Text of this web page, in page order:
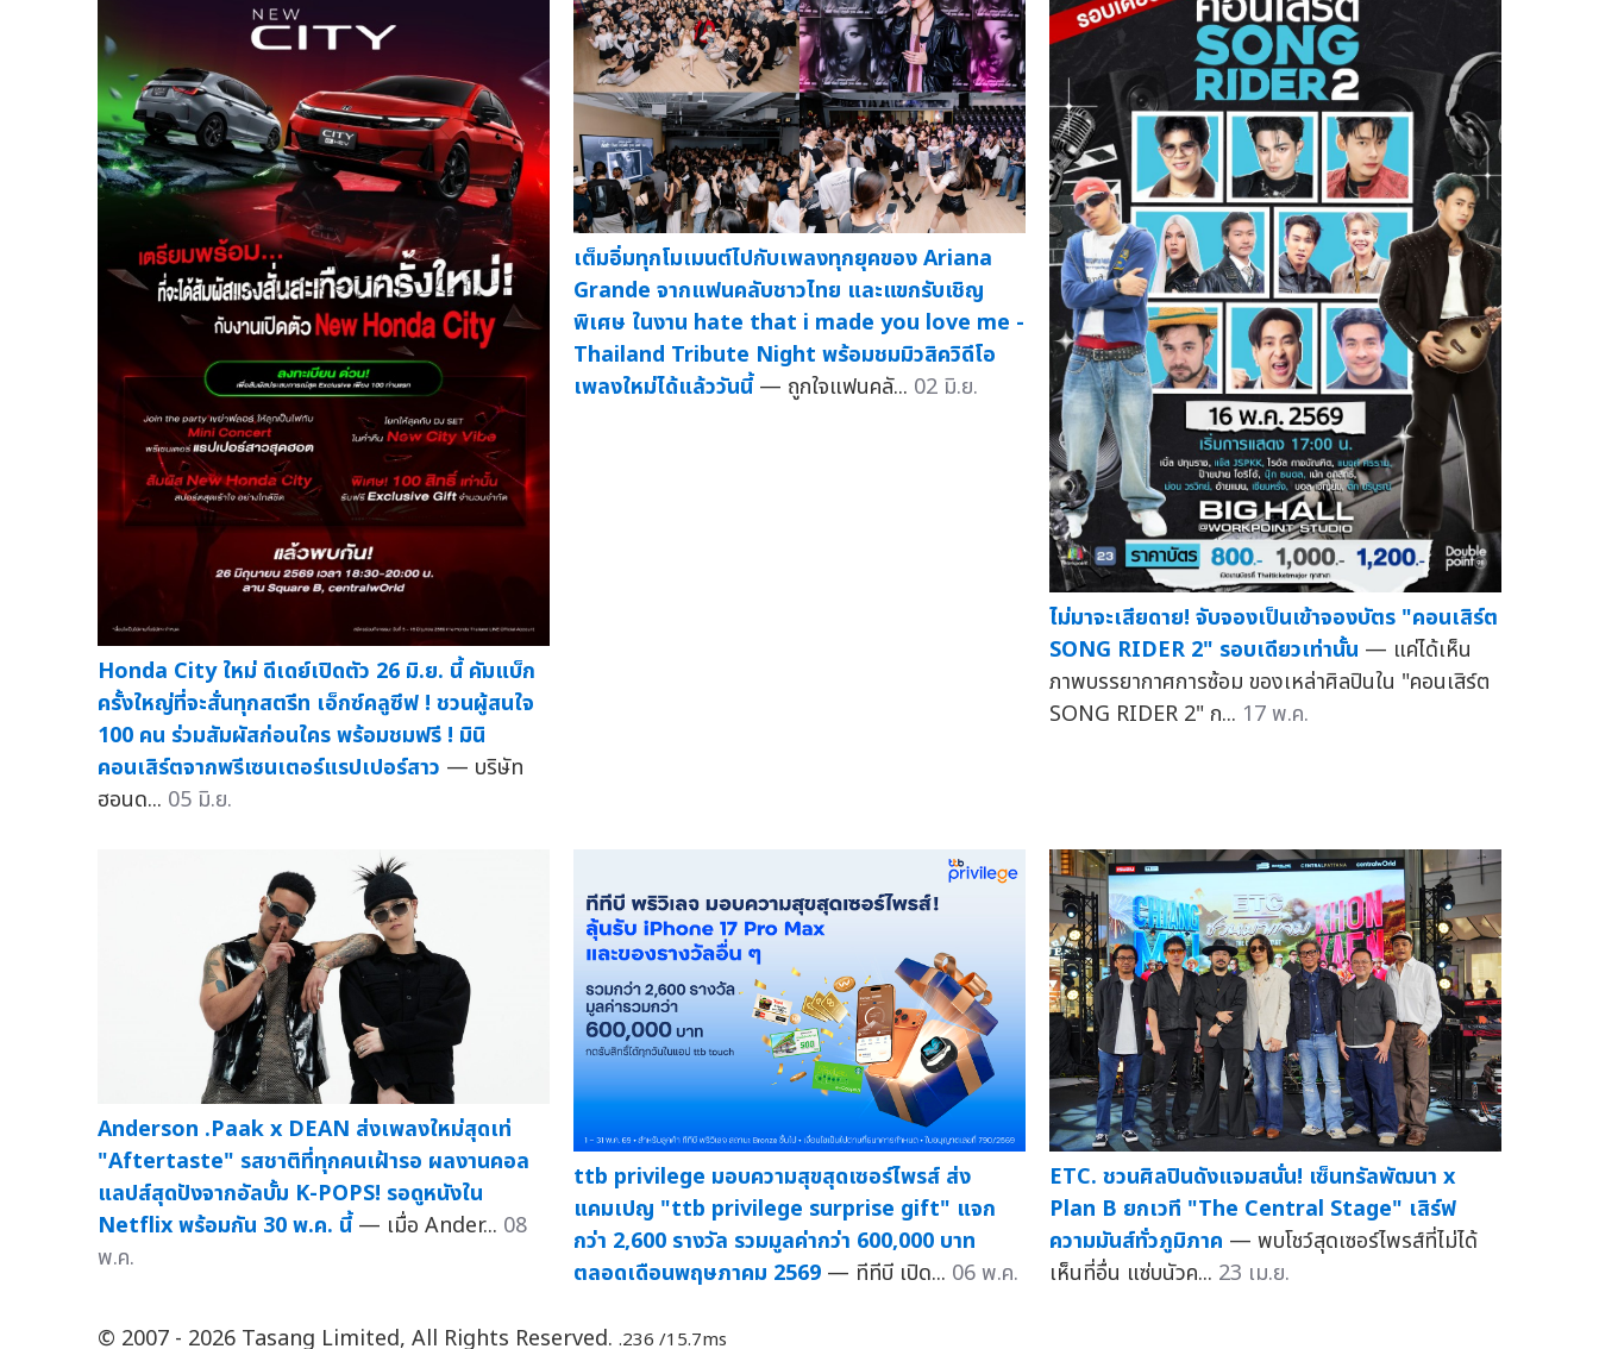
Honda City ใหม่ ดีเดย์เปิดตัว 26 มิ.ย. นี้ คัมแบ็ก
ครั้งใหญ่ที่จะสั่นทุกสตรีท เอ็กซ์คลูซีฟ ! ชวนผู้สนใจ
100 คน ร่วมสัมผัสก่อนใคร พร้อมชมฟรี ! มินิ
คอนเสิร์ตจากพรีเซนเตอร์แรปเปอร์สาว — บริษัท
ฮอนด... 05 มิ.ย.
เต็มอิ่มทุกโมเมนต์ไปกับเพลงทุกยุคของ Ariana
Grande จากแฟนคลับชาวไทย และแขกรับเชิญ
พิเศษ ในงาน hate that i made you love me -
Thailand Tribute Night พร้อมชมมิวสิควิดีโอ
เพลงใหม่ได้แล้ววันนี้ — ถูกใจแฟนคลั... 02 มิ.ย.
ไม่มาจะเสียดาย! จับจองเป็นเข้าจองบัตร "คอนเสิร์ต
SONG RIDER 2" รอบเดียวเท่านั้น — แค่ได้เห็น
ภาพบรรยากาศการซ้อม ของเหล่าศิลปินใน "คอนเสิร์ต
SONG RIDER 2" ก... 17 พ.ค.
Anderson .Paak x DEAN ส่งเพลงใหม่สุดเท่
"Aftertaste" รสชาติที่ทุกคนเฝ้ารอ ผลงานคอล
แลปส์สุดปังจากอัลบั้ม K-POPS! รอดูหนังใน
Netflix พร้อมกัน 30 พ.ค. นี้ — เมื่อ Ander... 08
พ.ค.
ttb privilege มอบความสุขสุดเซอร์ไพรส์ ส่ง
แคมเปญ "ttb privilege surprise gift" แจก
กว่า 2,600 รางวัล รวมมูลค่ากว่า 600,000 บาท
ตลอดเดือนพฤษภาคม 2569 — ทีทีบี เปิด... 06 พ.ค.
ETC. ชวนศิลปินดังแจมสนั่น! เซ็นทรัลพัฒนา x
Plan B ยกเวที "The Central Stage" เสิร์ฟ
ความมันส์ทั่วภูมิภาค — พบโชว์สุดเซอร์ไพรส์ที่ไม่ได้
เห็นที่อื่น แซ่บนัวค... 23 เม.ย.
© 2007 - 2026 Tasang Limited, All Rights Reserved. .236 /15.7ms